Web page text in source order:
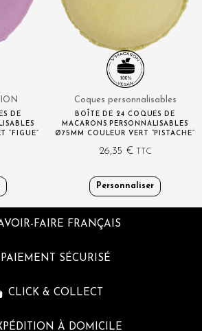
DE
“FIGUE”
Coques personnalisables
BOÎTE DE 24 COQUES DE
MACARONS PERSONNALISABLES
Ø75MM COULEUR VERT “PISTACHE”
26,35 € TTC
Personnaliser
FAIRE FRANÇAIS
PAIEMENT SÉCURISÉ
CLICK & COLLECT
À DOMICILE